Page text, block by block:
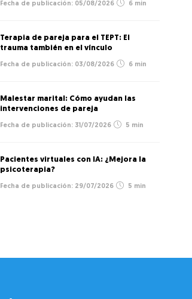
05/08/2026 6 min
Terapia de pareja para el TEPT: El
trauma también en el vínculo
03/08/2026 6 min
Malestar marital: Cómo ayudan las
intervenciones de pareja
31/07/2026 5 min
Pacientes virtuales con IA: ¿Mejora la
psicoterapia?
29/07/2026 5 min